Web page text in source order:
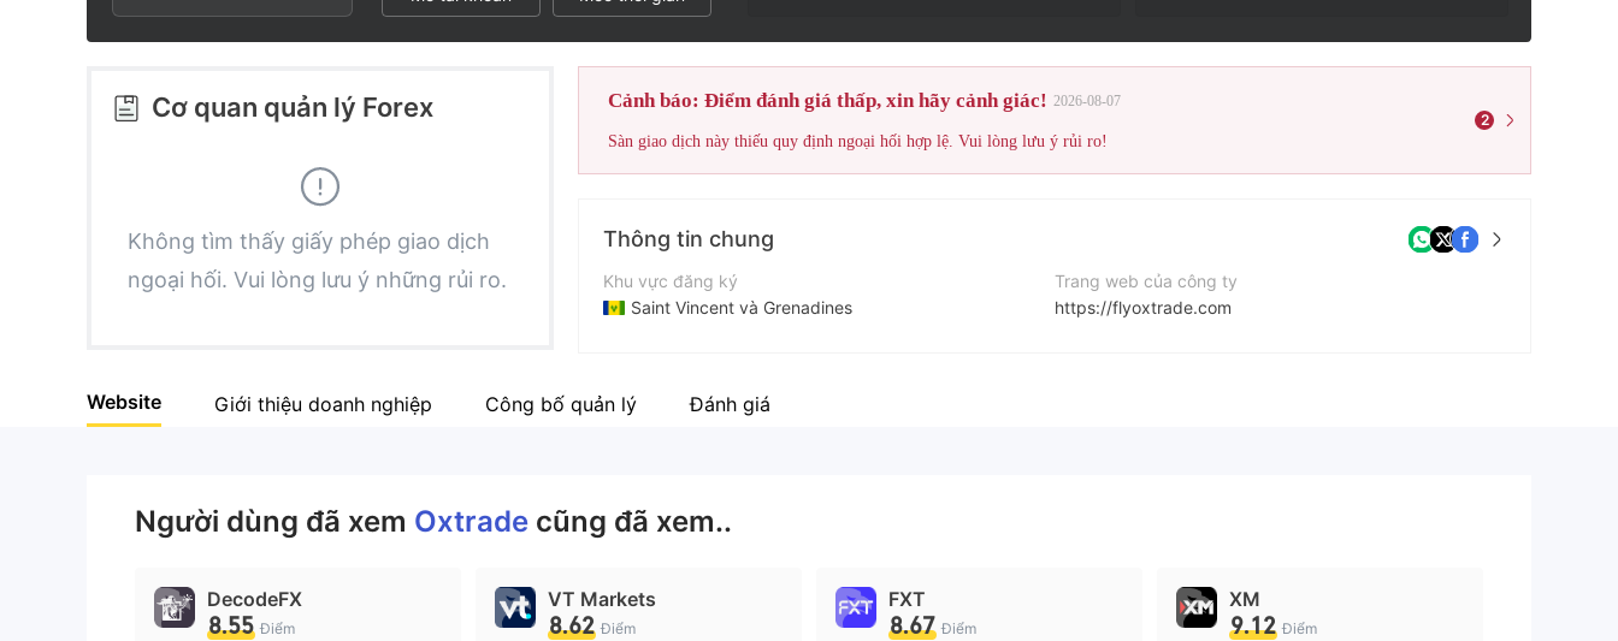
2
3
5
6
8
9
6
7
9
3
4
6
7
8
Cơ quan quản lý Forex
Không tìm thấy giấy phép giao dịch
ngoại hối. Vui lòng lưu ý những rủi ro.
Cảnh báo: Điểm đánh giá thấp, xin hãy cảnh giác! 2026-08-07
Sàn giao dịch này thiếu quy định ngoại hối hợp lệ. Vui lòng lưu ý rủi ro!
2
Thông tin chung
Khu vực đăng ký
Saint Vincent và Grenadines
Tên công ty
Trang web của công ty
https://flyoxtrade.com
Website Giới thiệu doanh nghiệp Công bố quản lý Đánh giá
Người dùng đã xem Oxtrade cũng đã xem..
DecodeFX
8.55 Điểm
VT Markets
8.62 Điểm
FXT
8.67 Điểm
XM
9.12 Điểm